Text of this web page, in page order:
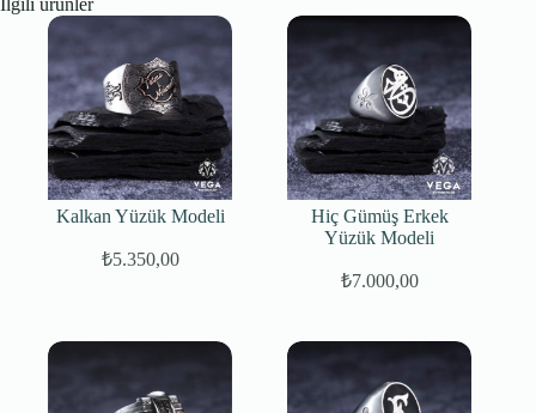
Kalkan Yüzük Modeli
₺5.350,00
Hiç Gümüş Erkek
Yüzük Modeli
₺7.000,00